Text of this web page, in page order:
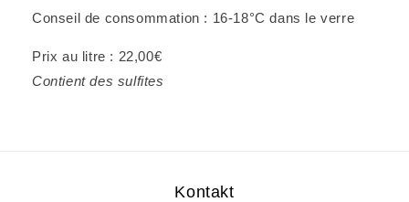
Conseil de consommation : 16-18°C dans le verre
Prix au litre : 22,00€
Contient des sulfites
Kontakt